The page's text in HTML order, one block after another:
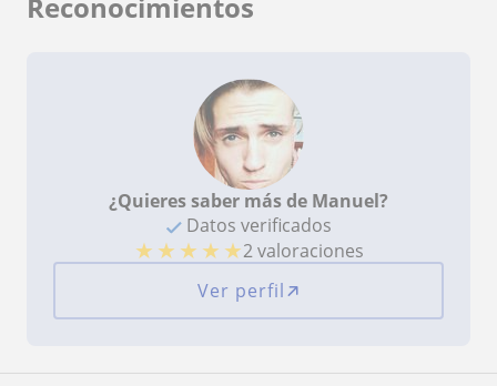
Reconocimientos
¿Quieres saber más de Manuel?
Datos verificados
★ ★ ★ ★ ★2 valoraciones
Ver perfil